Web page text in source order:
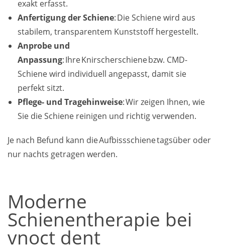
exakt erfasst.
Anfertigung der Schiene: Die Schiene wird aus
stabilem, transparentem Kunststoff hergestellt.
Anprobe und
Anpassung: Ihre Knirscherschiene bzw. CMD-
Schiene wird individuell angepasst, damit sie
perfekt sitzt.
Pflege- und Tragehinweise: Wir zeigen Ihnen, wie
Sie die Schiene reinigen und richtig verwenden.
Je nach Befund kann die Aufbissschiene tagsüber oder
nur nachts getragen werden.
Moderne
Schienentherapie bei
vnoct dent